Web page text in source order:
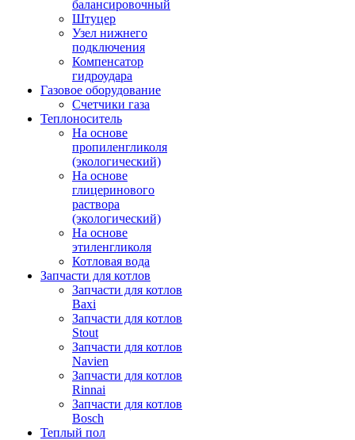
балансировочный
Штуцер
Узел нижнего
подключения
Компенсатор
гидроудара
Газовое оборудование
Счетчики газа
Теплоноситель
На основе
пропиленгликоля
(экологический)
На основе
глицеринового
раствора
(экологический)
На основе
этиленгликоля
Котловая вода
Запчасти для котлов
Запчасти для котлов
Baxi
Запчасти для котлов
Stout
Запчасти для котлов
Navien
Запчасти для котлов
Rinnai
Запчасти для котлов
Bosch
Теплый пол